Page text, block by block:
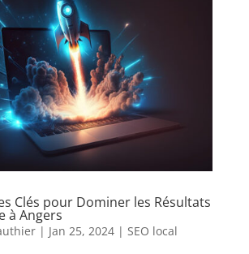
Clés pour Dominer les Résultats
à Angers
| Jan 25, 2024| SEO local